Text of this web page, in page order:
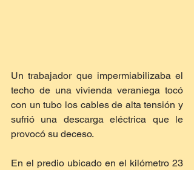
Un trabajador que impermiabilizaba el
techo de una vivienda veraniega tocó
con un tubo los cables de alta tensión y
sufrió una descarga eléctrica que le
provocó su deceso.
En el predio ubicado en el kilómetro 23